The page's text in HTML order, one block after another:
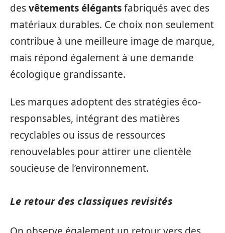
desvêtements élégantsfabriqués avec des
matériaux durables. Ce choix non seulement
contribue à une meilleure image de marque,
mais répond également à une demande
écologique grandissante.
Les marques adoptent des stratégies éco-
responsables, intégrant des matières
recyclables ou issus de ressources
renouvelables pour attirer une clientèle
soucieuse de l’environnement.
Le retour des classiques revisités